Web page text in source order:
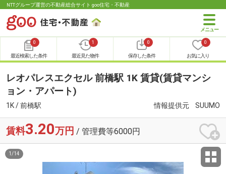
NTTグループ運営の不動産総合サイト goo住宅・不動産
0
最近検索した条件
1
最近見た物件
0
保存した条件
0
お気に入り
レオパレスエクセル 前橋駅 1K 賃貸(賃貸マンシ
ョン・アパート)
1K / 前橋駅 情報提供元 SUUMO
賃料3.20万円 / 管理費等6000円
1 /14